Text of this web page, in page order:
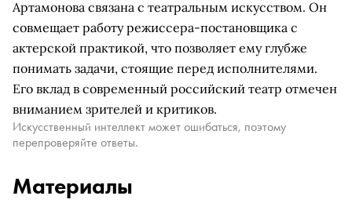
Артамонова связана с театральным искусством. Он
совмещает работу режиссера-постановщика с
актерской практикой, что позволяет ему глубже
понимать задачи, стоящие перед исполнителями.
Его вклад в современный российский театр отмечен
вниманием зрителей и критиков.
Искусственный интеллект может ошибаться, поэтому
перепроверяйте ответы.
Материалы